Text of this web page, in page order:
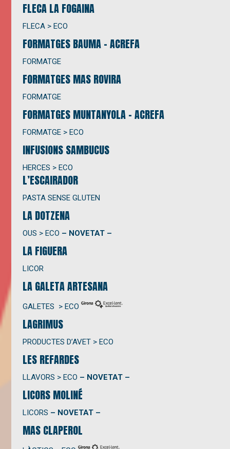
FLECA LA FOGAINA
FLECA > ECO
FORMATGES BAUMA– ACREFA
FORMATGE
FORMATGES MAS ROVIRA
FORMATGE
FORMATGES MUNTANYOLA– ACREFA
FORMATGE > ECO
INFUSIONS SAMBUCUS
HERCES > ECO
L’ESCAIRADOR
PASTA SENSE GLUTEN
LA DOTZENA
OUS > ECO – NOVETAT –
LA FIGUERA
LICOR
LA GALETA ARTESANA
GALETES > ECO
LAGRIMUS
PRODUCTES D’AVET > ECO
LES REFARDES
LLAVORS > ECO – NOVETAT –
LICORS MOLINÉ
LICORS – NOVETAT –
MAS CLAPEROL